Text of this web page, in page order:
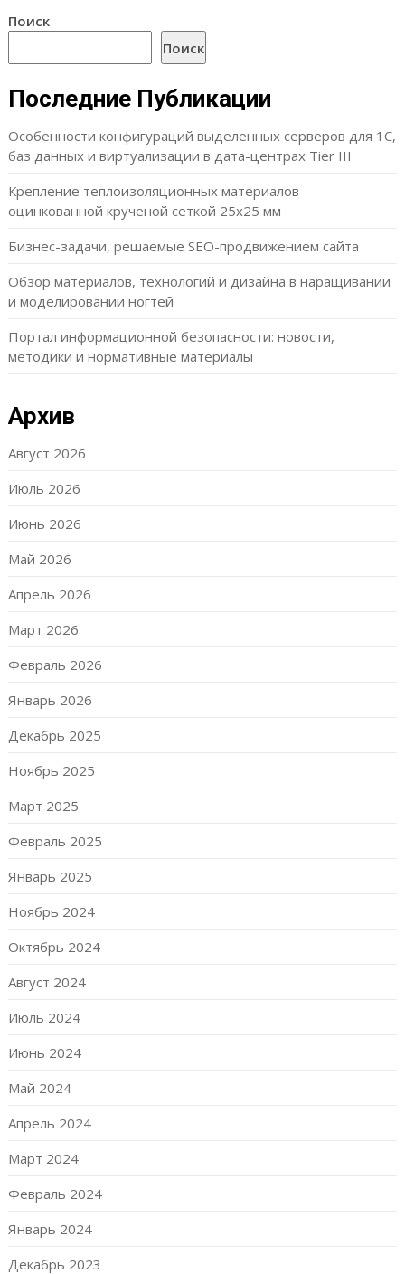
Поиск
Поиск
Последние Публикации
Особенности конфигураций выделенных серверов для 1С,
баз данных и виртуализации в дата-центрах Tier III
Крепление теплоизоляционных материалов
оцинкованной крученой сеткой 25х25 мм
Бизнес-задачи, решаемые SEO-продвижением сайта
Обзор материалов, технологий и дизайна в наращивании
и моделировании ногтей
Портал информационной безопасности: новости,
методики и нормативные материалы
Архив
Август 2026
Июль 2026
Июнь 2026
Май 2026
Апрель 2026
Март 2026
Февраль 2026
Январь 2026
Декабрь 2025
Ноябрь 2025
Март 2025
Февраль 2025
Январь 2025
Ноябрь 2024
Октябрь 2024
Август 2024
Июль 2024
Июнь 2024
Май 2024
Апрель 2024
Март 2024
Февраль 2024
Январь 2024
Декабрь 2023